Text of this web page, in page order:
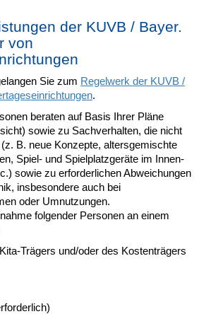
der KUVB / Bayer.
von
Sie zum Regelwerk der KUVB /
.
beraten auf Basis Ihrer Pläne
sowie zu Sachverhalten, die nicht
B. neue Konzepte, altersgemischte
Spiel- und Spielplatzgeräte im Innen-
sowie zu erforderlichen Abweichungen
insbesondere auch bei
oder Umnutzungen.
folgender Personen an einem
und/oder des Kostenträgers